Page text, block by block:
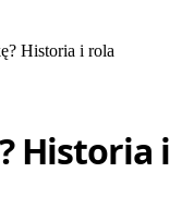
Historia i rola
Historia i